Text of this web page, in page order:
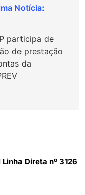
participa de
de prestação
da
Direta nº 3126